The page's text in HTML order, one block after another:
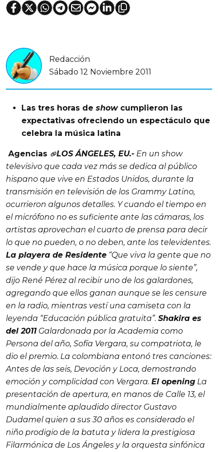
Redacción
Sábado 12 Noviembre 2011
Las tres horas de showcumplieron las
expectativas ofreciendo un espectáculo que
celebra la música latina
Agencias LOS ÁNGELES, EU.- En un show
televisivo que cada vez más se dedica al público
hispano que vive en Estados Unidos, durante la
transmisión en televisión de los Grammy Latino,
ocurrieron algunos detalles. Y cuando el tiempo en
el micrófono no es suficiente ante las cámaras, los
artistas aprovechan el cuarto de prensa para decir
lo que no pueden, o no deben, ante los televidentes.
La playera de Residente “Que viva la gente que no
se vende y que hace la música porque lo siente”,
dijo René Pérez al recibir uno de los galardones,
agregando que ellos ganan aunque se les censure
en la radio, mientras vestí una camiseta con la
leyenda “Educación pública gratuita”. Shakira es
del 2011Galardonada por la Academia como
Persona del año, Sofía Vergara, su compatriota, le
dio el premio. La colombiana entonó tres canciones:
Antes de las seis, Devoción y Loca, demostrando
emoción y complicidad con Vergara. El opening La
presentación de apertura, en manos de Calle 13, el
mundialmente aplaudido director Gustavo
Dudamel quien a sus 30 años es considerado el
niño prodigio de la batuta y lidera la prestigiosa
Filarmónica de Los Ángeles y la orquesta sinfónica